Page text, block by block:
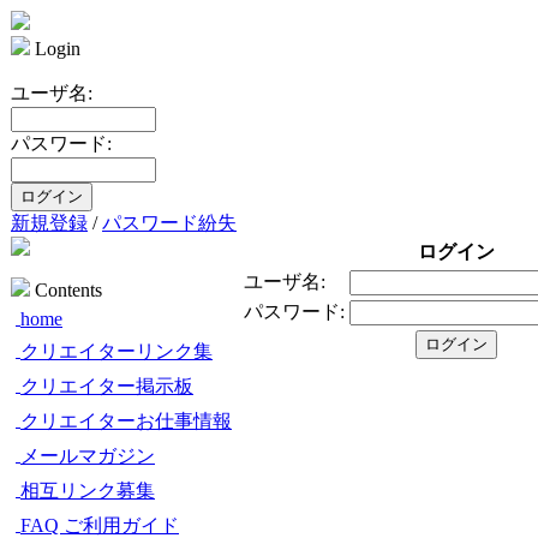
Login
ユーザ名:
パスワード:
新規登録 /パスワード紛失
Contents
home
クリエイターリンク集
クリエイター掲示板
クリエイターお仕事情報
メールマガジン
相互リンク募集
FAQ ご利用ガイド
ログイン
ユーザ名:
パスワード: